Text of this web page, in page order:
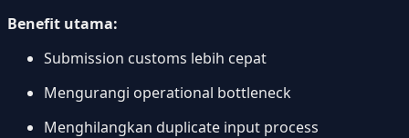
Benefit utama:
Submission customs lebih cepat
Mengurangi operational bottleneck
Menghilangkan duplicate input process